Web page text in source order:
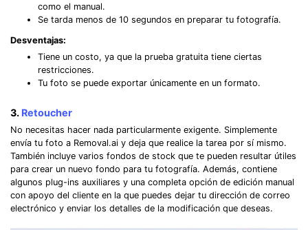
como el manual.
Se tarda menos de 10 segundos en preparar tu fotografía.
Desventajas:
Tiene un costo, ya que la prueba gratuita tiene ciertas
restricciones.
Tu foto se puede exportar únicamente en un formato.
3. Retoucher
No necesitas hacer nada particularmente exigente. Simplemente
envía tu foto a Removal.ai y deja que realice la tarea por sí mismo.
También incluye varios fondos de stock que te pueden resultar útiles
para crear un nuevo fondo para tu fotografía. Además, contiene
algunos plug-ins auxiliares y una completa opción de edición manual
con apoyo del cliente en la que puedes dejar tu dirección de correo
electrónico y enviar los detalles de la modificación que deseas.